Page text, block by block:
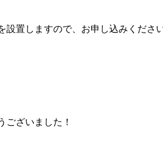
設置しますので、お申し込みくださ
ございました！